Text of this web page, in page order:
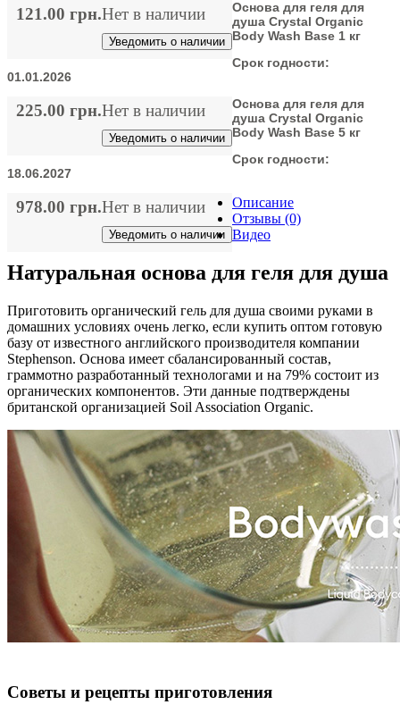
121.00 грн.Нет в наличии
Уведомить о наличии
Основа для геля для
душа Crystal Organic
Body Wash Base 1 кг
Срок годности:
01.01.2026
225.00 грн.Нет в наличии
Уведомить о наличии
Основа для геля для
душа Crystal Organic
Body Wash Base 5 кг
Срок годности:
18.06.2027
978.00 грн.Нет в наличии
Уведомить о наличии
Описание
Отзывы (0)
Видео
Натуральная основа для геля для душа
Приготовить органический гель для душа своими руками в
домашних условиях очень легко, если купить оптом готовую
базу от известного английского производителя компании
Stephenson. Основа имеет сбалансированный состав,
граммотно разработанный технологами и на 79% состоит из
органических компонентов. Эти данные подтверждены
британской организацией Soil Association Organic.
Советы и рецепты приготовления